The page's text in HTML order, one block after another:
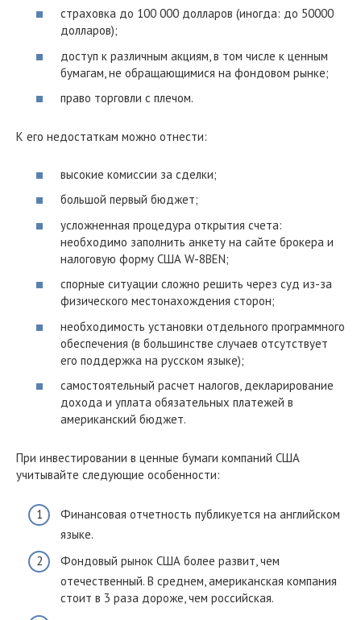
страховка до 100 000 долларов (иногда: до 50000
долларов);
доступ к различным акциям, в том числе к ценным
бумагам, не обращающимися на фондовом рынке;
право торговли с плечом.
К его недостаткам можно отнести:
высокие комиссии за сделки;
большой первый бюджет;
усложненная процедура открытия счета:
необходимо заполнить анкету на сайте брокера и
налоговую форму США W-8BEN;
спорные ситуации сложно решить через суд из-за
физического местонахождения сторон;
необходимость установки отдельного программного
обеспечения (в большинстве случаев отсутствует
его поддержка на русском языке);
самостоятельный расчет налогов, декларирование
дохода и уплата обязательных платежей в
американский бюджет.
При инвестировании в ценные бумаги компаний США
учитывайте следующие особенности:
Финансовая отчетность публикуется на английском
языке.
Фондовый рынок США более развит, чем
отечественный. В среднем, американская компания
стоит в 3 раза дороже, чем российская.